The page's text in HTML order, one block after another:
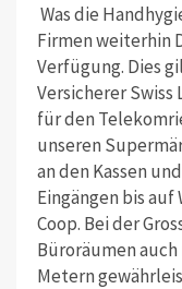
Was die
Firmen weiterhin
Verfügung. Dies
Versicherer Swiss
für den
unseren
an den Kassen
Eingängen bis auf
Coop. Bei der
Büroräumen
Metern